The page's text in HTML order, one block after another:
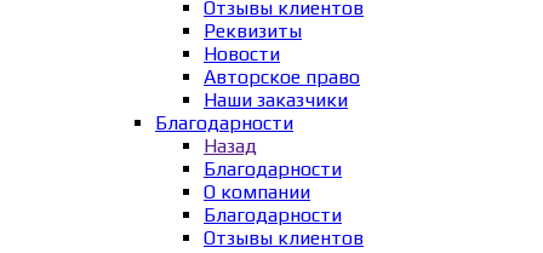
Отзывы клиентов
Реквизиты
Новости
Авторское право
Наши заказчики
Благодарности
Назад
Благодарности
О компании
Благодарности
Отзывы клиентов